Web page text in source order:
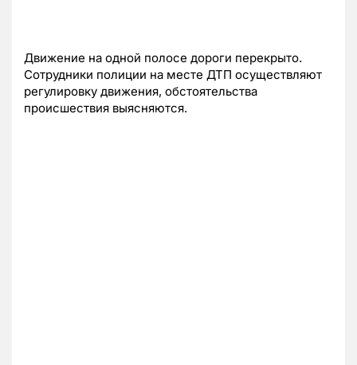
Движение на одной полосе дороги перекрыто.
Сотрудники полиции на месте ДТП осуществляют
регулировку движения, обстоятельства
происшествия выясняются.